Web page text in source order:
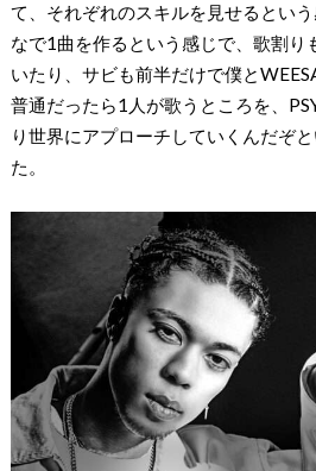
て、それぞれのスキルを見せるとい
なで1曲を作るという感じで、歌割り
いたり、サビも前半だけで僕と
普通だったら1人が歌うところを、
り世界にアプローチしていくんだぞ
た。